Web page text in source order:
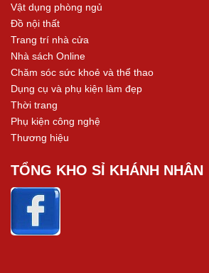
Vật dụng phòng ngủ
Đồ nội thất
Trang trí nhà cửa
Nhà sách Online
Chăm sóc sức khoẻ và thể thao
Dụng cụ và phụ kiện làm đẹp
Thời trang
Phụ kiện công nghệ
Thương hiệu
TỔNG KHO SỈ KHÁNH NHÂN